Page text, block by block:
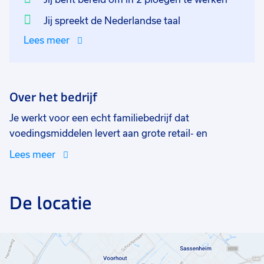
deze afdeling werken ze in 2 ploegen van 07:00-16:00
en van 16:00 tot 01:00 uur.
Jij spreekt de Nederlandse taal
Lees meer
Over het bedrijf
Je werkt voor een echt familiebedrijf dat
voedingsmiddelen levert aan grote retail- en
horecabedrijven in Nederland. Ze hebben een breed
werkt in leuk team met collega’s. Er wordt aandacht
besteed aan gezelligheid. Zo is er regelmatig een
bedrijfskantine. Ook wordt aan iedere werknemer
aandacht besteed.
Lees meer
De locatie